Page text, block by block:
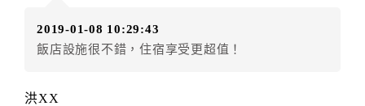
店客滿，敬請及早計畫，如逾時未提出申辦，視同無條
件放棄訂單（住宿權益）。 （限原訂飯店使用）
得辦理取消退款。
2019-01-08 10:29:43
飯店設施很不錯，住宿享受更超值！
洪XX